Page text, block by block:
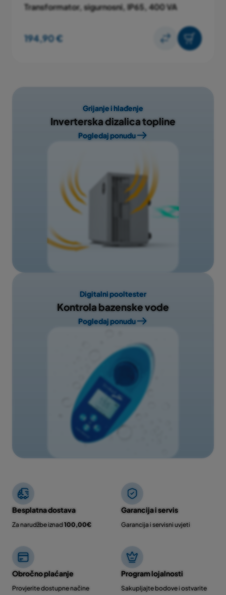
Transformator, sigurnosni, IP65, 400 VA
194,90 €
Grijanje i hlađenje
Inverterska dizalica topline
Pogledaj ponudu
Digitalni pooltester
Kontrola bazenske vode
Pogledaj ponudu
Besplatna dostava
Za narudžbe iznad 100,00€
Garancija i servis
Garancija i servisni uvjeti
Obročno plaćanje
Provjerite dostupne načine
Program lojalnosti
Sakupljajte bodove i ostvarite